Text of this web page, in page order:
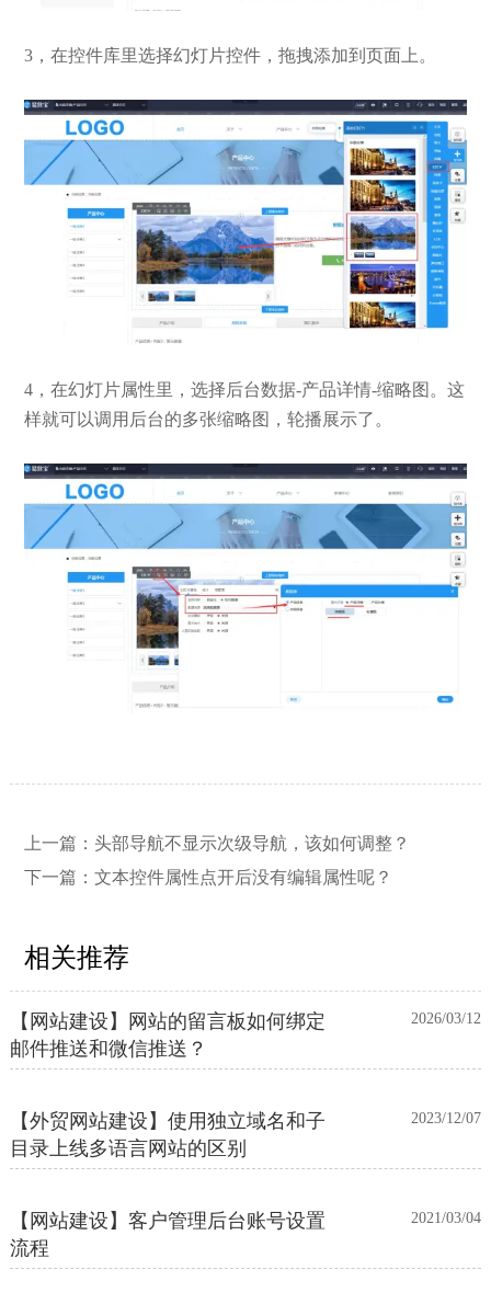
3，在控件库里选择幻灯片控件，拖拽添加到页面上。
4，在幻灯片属性里，选择后台数据-产品详情-缩略图。这
样就可以调用后台的多张缩略图，轮播展示了。
上一篇： 头部导航不显示次级导航，该如何调整？
下一篇： 文本控件属性点开后没有编辑属性呢？
相关推荐
【网站建设】网站的留言板如何绑定
邮件推送和微信推送？
2026/03/12
【外贸网站建设】使用独立域名和子
目录上线多语言网站的区别
2023/12/07
【网站建设】客户管理后台账号设置
流程
2021/03/04